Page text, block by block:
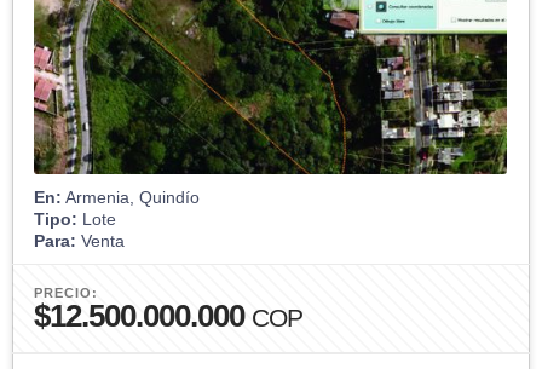
En: Armenia, Quindío
Tipo: Lote
Para: Venta
PRECIO:
$12.500.000.000 COP